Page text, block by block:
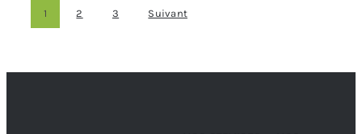
1 2 3 Suivant